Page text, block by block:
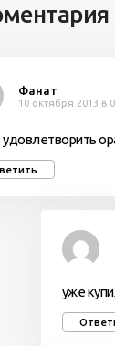
Фанат
10 октября 2013 в
удовлетворить
уже